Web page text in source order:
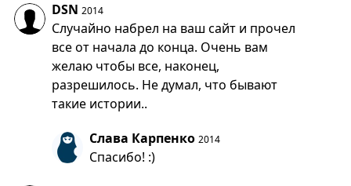
DSN 2014
Случайно набрел на ваш сайт и прочел
все от начала до конца. Очень вам
желаю чтобы все, наконец,
разрешилось. Не думал, что бывают
такие истории..
Слава Карпенко 2014
Спасибо! :)